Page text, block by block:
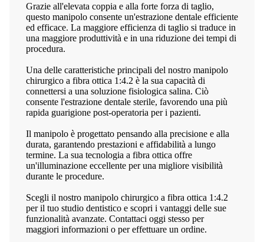
Grazie all'elevata coppia e alla forte forza di taglio,
questo manipolo consente un'estrazione dentale efficiente
ed efficace. La maggiore efficienza di taglio si traduce in
una maggiore produttività e in una riduzione dei tempi di
procedura.
Una delle caratteristiche principali del nostro manipolo
chirurgico a fibra ottica 1:4.2 è la sua capacità di
connettersi a una soluzione fisiologica salina. Ciò
consente l'estrazione dentale sterile, favorendo una più
rapida guarigione post-operatoria per i pazienti.
Il manipolo è progettato pensando alla precisione e alla
durata, garantendo prestazioni e affidabilità a lungo
termine. La sua tecnologia a fibra ottica offre
un'illuminazione eccellente per una migliore visibilità
durante le procedure.
Scegli il nostro manipolo chirurgico a fibra ottica 1:4.2
per il tuo studio dentistico e scopri i vantaggi delle sue
funzionalità avanzate. Contattaci oggi stesso per
maggiori informazioni o per effettuare un ordine.